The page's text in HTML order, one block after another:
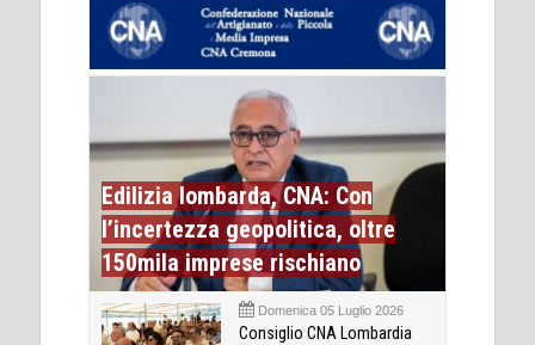
Edilizia lombarda, CNA: Con
l’incertezza geopolitica, oltre
150mila imprese rischiano
Domenica 05 Luglio 2026
Consiglio CNA Lombardia